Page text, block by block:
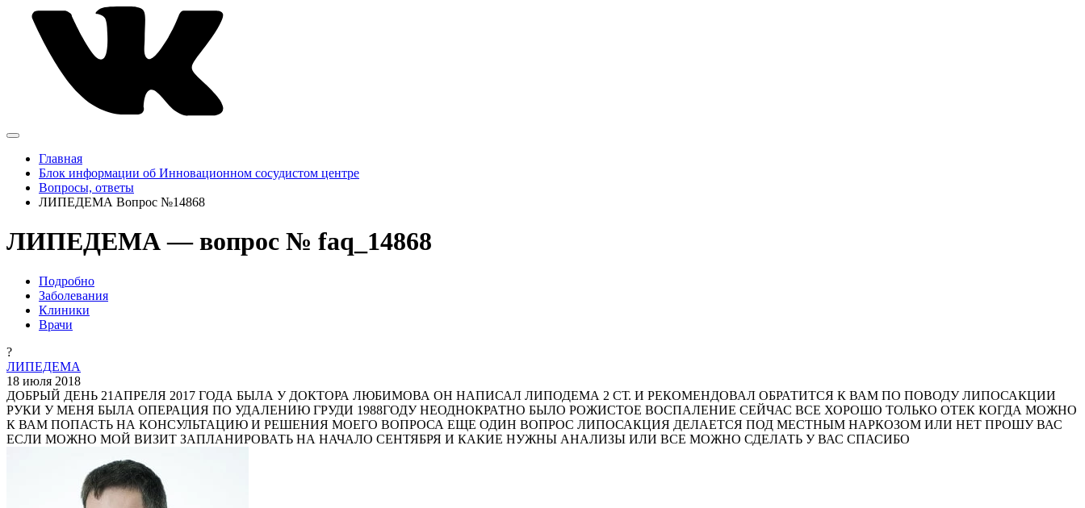
Главная
Блок информации об Инновационном сосудистом центре
Вопросы, ответы
ЛИПЕДЕМА Вопрос №14868
ЛИПЕДЕМА — вопрос № faq_14868
Подробно
Заболевания
Клиники
Врачи
?
ЛИПЕДЕМА
18 июля 2018
ДОБРЫЙ ДЕНЬ 21АПРЕЛЯ 2017 ГОДА БЫЛА У ДОКТОРА ЛЮБИМОВА ОН НАПИСАЛ ЛИПОДЕМА 2 СТ. И РЕКОМЕНДОВАЛ ОБРАТИТСЯ К ВАМ ПО ПОВОДУ ЛИПОСАКЦИИ
РУКИ У МЕНЯ БЫЛА ОПЕРАЦИЯ ПО УДАЛЕНИЮ ГРУДИ 1988ГОДУ НЕОДНОКРАТНО БЫЛО РОЖИСТОЕ ВОСПАЛЕНИЕ СЕЙЧАС ВСЕ ХОРОШО ТОЛЬКО ОТЕК КОГДА МОЖНО
К ВАМ ПОПАСТЬ НА КОНСУЛЬТАЦИЮ И РЕШЕНИЯ МОЕГО ВОПРОСА ЕЩЕ ОДИН ВОПРОС ЛИПОСАКЦИЯ ДЕЛАЕТСЯ ПОД МЕСТНЫМ НАРКОЗОМ ИЛИ НЕТ ПРОШУ ВАС
ЕСЛИ МОЖНО МОЙ ВИЗИТ ЗАПЛАНИРОВАТЬ НА НАЧАЛО СЕНТЯБРЯ И КАКИЕ НУЖНЫ АНАЛИЗЫ ИЛИ ВСЕ МОЖНО СДЕЛАТЬ У ВАС СПАСИБО